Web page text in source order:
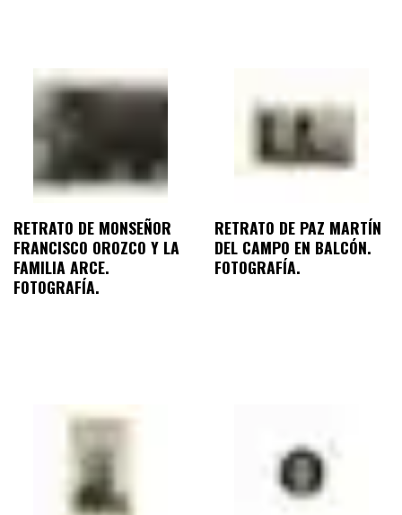
RETRATO DE MONSEÑOR
FRANCISCO OROZCO Y LA
FAMILIA ARCE.
FOTOGRAFÍA.
RETRATO DE PAZ MARTÍN
DEL CAMPO EN BALCÓN.
FOTOGRAFÍA.